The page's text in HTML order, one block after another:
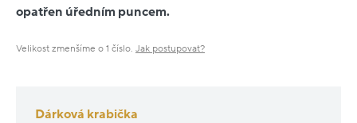
opatřen úředním puncem.
Velikost zmenšíme o 1 číslo. Jak postupovat?
Dárková krabička